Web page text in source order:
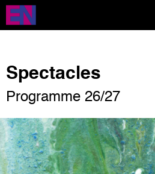
Aller
contenu
Spectacles
Programme 26/27